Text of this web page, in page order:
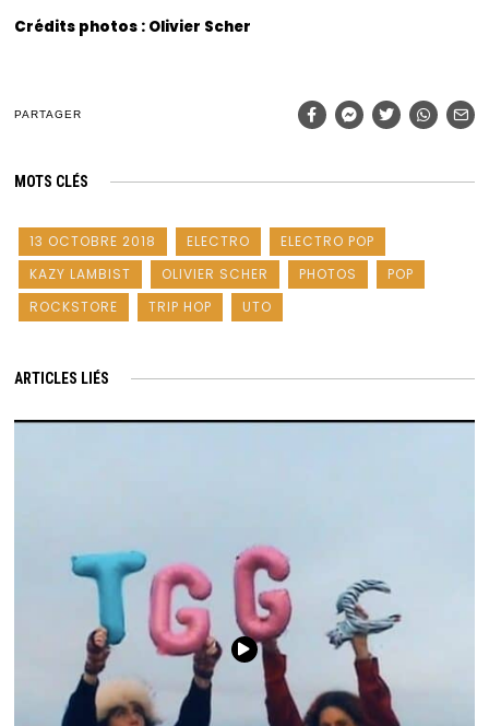
Crédits photos : Olivier Scher
PARTAGER
MOTS CLÉS
13 OCTOBRE 2018 ELECTRO
ELECTRO POP
KAZY LAMBIST
OLIVIER SCHER PHOTOS
POP
ROCKSTORE
TRIP HOP UTO
ARTICLES LIÉS